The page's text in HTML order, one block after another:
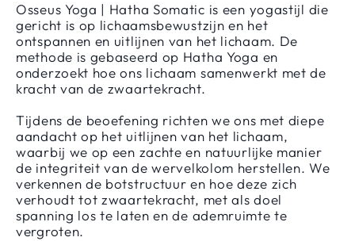
Osseus Yoga | Hatha Somatic is een yogastijl die
gericht is op lichaamsbewustzijn en het
ontspannen en uitlijnen van het lichaam. De
methode is gebaseerd op Hatha Yoga en
onderzoekt hoe ons lichaam samenwerkt met de
kracht van de zwaartekracht.
Tijdens de beoefening richten we ons met diepe
aandacht op het uitlijnen van het lichaam,
waarbij we op een zachte en natuurlijke manier
de integriteit van de wervelkolom herstellen. We
verkennen de botstructuur en hoe deze zich
verhoudt tot zwaartekracht, met als doel
spanning los te laten en de ademruimte te
vergroten.